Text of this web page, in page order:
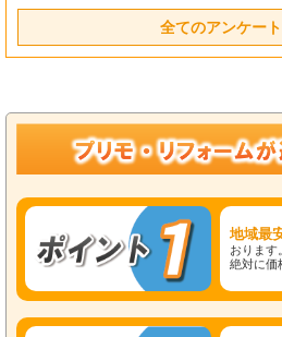
全てのアンケー
地域最
おります
絶対に価